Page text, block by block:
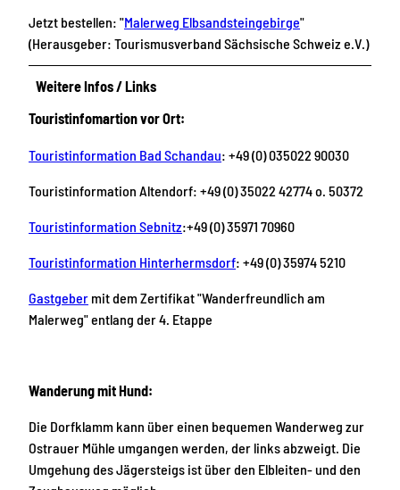
Jetzt bestellen: "Malerweg Elbsandsteingebirge"
(Herausgeber: Tourismusverband Sächsische Schweiz e.V.)
Weitere Infos / Links
Touristinfomartion vor Ort:
Touristinformation Bad Schandau: +49 (0) 035022 90030
Touristinformation Altendorf: +49 (0) 35022 42774 o. 50372
Touristinformation Sebnitz:+49 (0) 35971 70960
Touristinformation Hinterhermsdorf: +49 (0) 35974 5210
Gastgeber mit dem Zertifikat "Wanderfreundlich am
Malerweg" entlang der 4. Etappe
Wanderung mit Hund:
Die Dorfklamm kann über einen bequemen Wanderweg zur
Ostrauer Mühle umgangen werden, der links abzweigt. Die
Umgehung des Jägersteigs ist über den Elbleiten- und den